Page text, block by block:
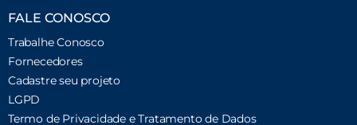
FALE CONOSCO
Trabalhe Conosco
Fornecedores
Cadastre seu projeto
LGPD
Termo de Privacidade e Tratamento de Dados